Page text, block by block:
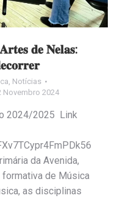
𝐝𝐞 𝐍𝐞𝐥𝐚𝐬:
, Notícias
Novembro 2024
2024/2025 Link
da Avenida,
de Música
as disciplinas